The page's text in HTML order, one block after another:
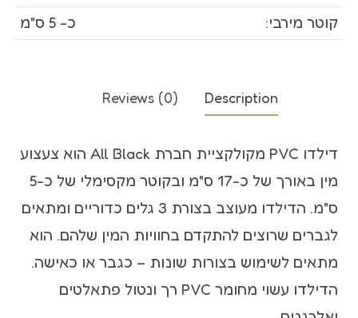
קוטר מירבי:
כ- 5 ס"מ
Description
Reviews (0)
דילדו PVC מקולקציית חברת All Black הוא צעצוע
מין באורך של כ-17 ס"מ ובקוטר מקסימלי של כ-5
ס"מ. הדילדו מעוצב בצורת 3 גלים כדוריים ומתאים
לגברים שרוצים להתקדם בחוויות המין שלהם. הוא
מתאים לשימוש בצורות שונות – כגבר או כאישה.
הדילדו עשוי מחומר PVC רך ונטול פתאלטים